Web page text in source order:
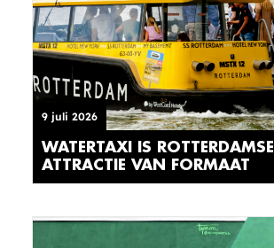
9 juli 2026
WATERTAXI IS ROTTERDAMSE
ATTRACTIE VAN FORMAAT